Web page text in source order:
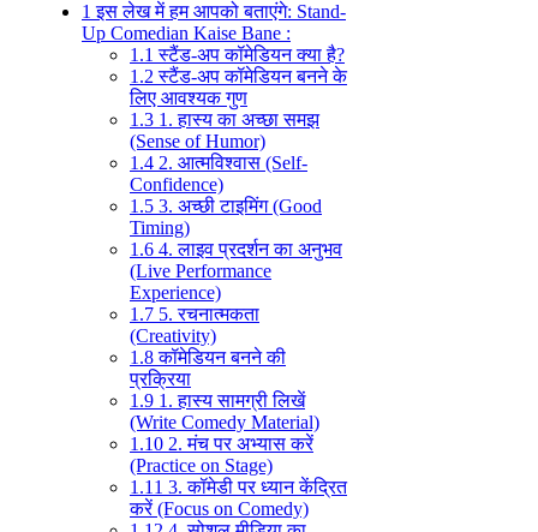
1 इस लेख में हम आपको बताएंगे: Stand-
Up Comedian Kaise Bane :
1.1 स्टैंड-अप कॉमेडियन क्या है?
1.2स्टैंड-अप कॉमेडियन बनने के
लिए आवश्यक गुण
1.3 1. हास्य का अच्छा समझ
(Sense of Humor)
1.4 2. आत्मविश्वास (Self-
Confidence)
1.5 3. अच्छी टाइमिंग (Good
Timing)
1.6 4. लाइव प्रदर्शन का अनुभव
(Live Performance
Experience)
1.7 5. रचनात्मकता
(Creativity)
1.8कॉमेडियन बनने की
प्रक्रिया
1.9 1. हास्य सामग्री लिखें
(Write Comedy Material)
1.10 2. मंच पर अभ्यास करें
(Practice on Stage)
1.11 3. कॉमेडी पर ध्यान केंद्रित
करें (Focus on Comedy)